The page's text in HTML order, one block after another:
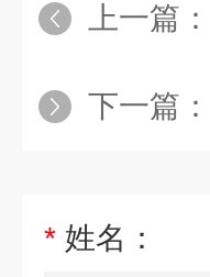
上一篇：
下一篇：
* 姓名：